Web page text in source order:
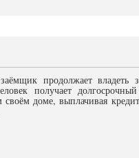
продолжает владеть
получает
доме, выплачивая